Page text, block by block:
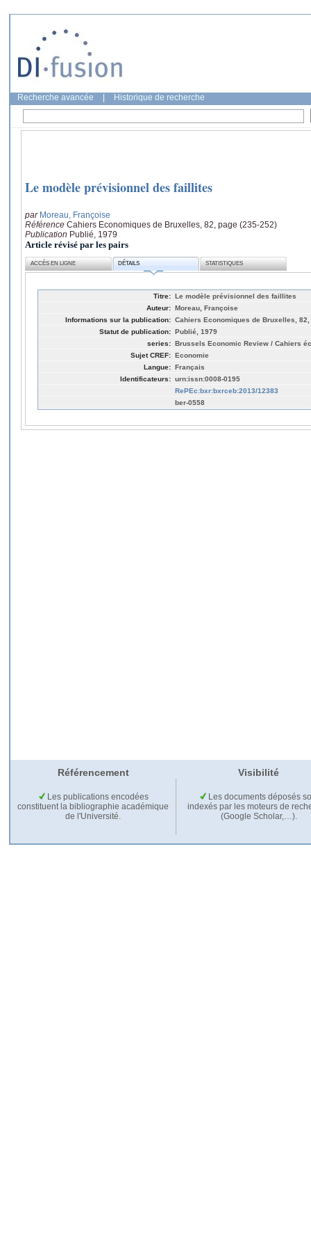
Recherche avancée Historique de recherche
Le modèle prévisionnel des faillites
par Moreau, Françoise
Référence Cahiers Economiques de Bruxelles, 82, page (235-252)
Publication Publié, 1979
Article révisé par les pairs
ACCÈS EN LIGNE DÉTAILS STATISTIQUES
Titre: Le modèle prévisionnel des faillites
Auteur: Moreau, Françoise
Informations sur la publication: Cahiers Economiques de Bruxelles, 82,
Statut de publication: Publié, 1979
series: Brussels Economic Review / Cahiers
Sujet CREF: Economie
Langue: Français
Identificateurs: urn:issn:0008-0195
RePEc:bxr:bxrceb:2013/12383
ber-0558
Référencement Visibilité
Les publications encodées
constituent la bibliographie académique
de l'Université.
Les documents déposés
indexés par les moteurs de
(Google Scholar,…).